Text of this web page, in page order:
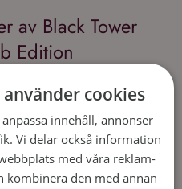
av Black Tower
Edition
cookies
innehåll, annonser
Vi delar också information
med våra reklam-
kombinera den med annan